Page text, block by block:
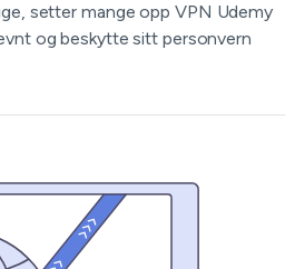
setter mange opp VPN Udemy
og beskytte sitt personvern